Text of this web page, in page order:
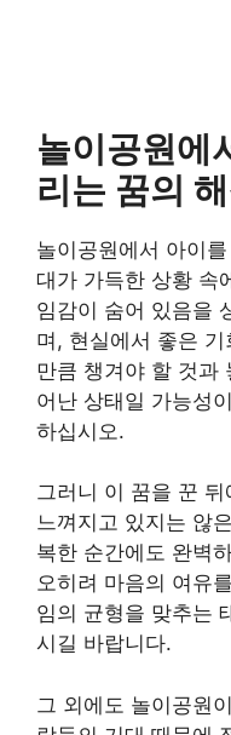
놀이공원에
리는 꿈의
놀이공원에서 아이
대가 가득한 상황 속
임감이 숨어 있음을
며, 현실에서 좋은
만큼 챙겨야 할 것과
어난 상태일 가능성
하십시오.
그러니 이 꿈을 꾼
느껴지고 있지는 않
복한 순간에도 완벽
오히려 마음의 여유
임의 균형을 맞추는
시길 바랍니다.
그 외에도 놀이공원